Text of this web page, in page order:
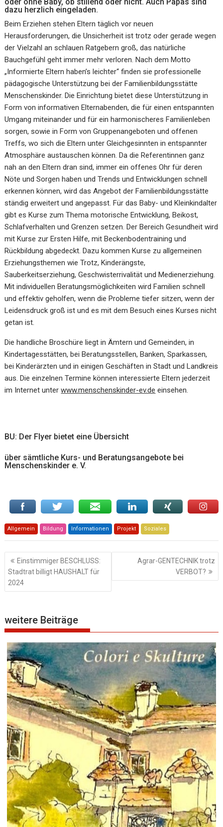
dazu herzlich eingeladen.
Beim Erziehen stehen Eltern täglich vor neuen
Herausforderungen, die Unsicherheit ist trotz oder gerade wegen
der Vielzahl an schlauen Ratgebern groß, das natürliche
Bauchgefühl geht immer mehr verloren. Nach dem Motto
„Informierte Eltern haben’s leichter“ finden sie professionelle
pädagogische Unterstützung bei der Familienbildungsstätte
Menschenskinder. Die Einrichtung bietet diese Unterstützung in
Form von informativen Elternabenden, die für einen entspannten
Umgang miteinander und für ein harmonischeres Familienleben
sorgen, sowie in Form von Gruppenangeboten und offenen
Treffs, wo sich die Eltern unter Gleichgesinnten in entspannter
Atmosphäre austauschen können. Da die Referentinnen ganz
nah an den Eltern dran sind, immer ein offenes Ohr für deren
Nöte und Sorgen haben und Trends und Entwicklungen schnell
erkennen können, wird das Angebot der Familienbildungsstätte
ständig erweitert und angepasst. Für das Baby- und Kleinkindalter
gibt es Kurse zum Thema motorische Entwicklung, Beikost,
Schlafverhalten und Grenzen setzen. Der Bereich Gesundheit wird
mit Kurse zur Ersten Hilfe, mit Beckenbodentraining und
Rückbildung abgedeckt. Dazu kommen Kurse zu allgemeinen
Erziehungsthemen wie Trotz, Kinderängste,
Sauberkeitserziehung, Geschwisterrivalität und Medienerziehung.
Mit individuellen Beratungsmöglichkeiten wird Familien schnell
und effektiv geholfen, wenn die Probleme tiefer sitzen, wenn der
Leidensdruck groß ist und es mit dem Besuch eines Kurses nicht
getan ist.
Die handliche Broschüre liegt in Ämtern und Gemeinden, in
Kindertagesstätten, bei Beratungsstellen, Banken, Sparkassen,
bei Kinderärzten und in einigen Geschäften in Stadt und Landkreis
aus. Die einzelnen Termine können interessierte Eltern jederzeit
im Internet unterwww.menschenskinder-ev.de einsehen.
BU: Der Flyer bietet eine Übersicht
über sämtliche Kurs- und Beratungsangebote bei
Menschenskinder e. V.
Allgemein Bildung Informationen Projekt Soziales
Beitragsnavigation
Einstimmiger BESCHLUSS:
Stadtrat billigt HAUSHALT für
2024
Agrar-GENTECHNIK trotz
VERBOT?
weitere Beiträge